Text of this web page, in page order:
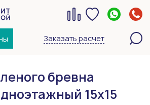
Заказать расчет
бревна
15х15